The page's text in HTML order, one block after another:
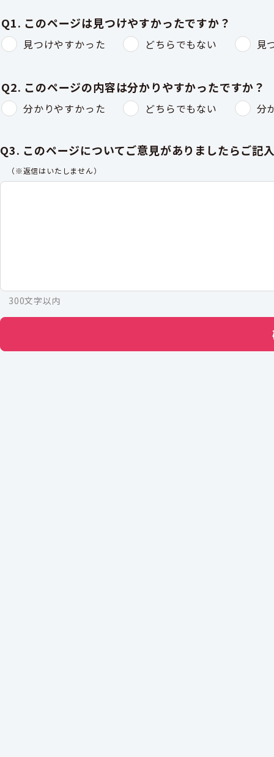
Q1. このページは見つけやすかったですか？
見つけやすかった どちらでもない 見
Q2. このページの内容は分かりやすかったですか？
分かりやすかった どちらでもない 分
Q3. このページについてご意見がありましたらご記
（※返信はいたしません）
300文字以内